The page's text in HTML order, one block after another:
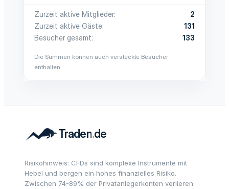
Zurzeit aktive Mitglieder
2
Zurzeit aktive Gäste
131
Besucher gesamt
133
Die Summen können auch versteckte Besucher
enthalten.
Risikohinweis: CFDs sind komplexe Instrumente mit
Hebel und bergen ein hohes finanzielles Risiko.
Zwischen 74-89% der Privatanlegerkonten verlieren